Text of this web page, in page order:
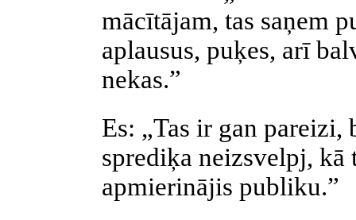
mācītājam, tas saņem
aplausus, puķes, arī
nekas.”
Es: „Tas ir gan
sprediķa neizsvelpj, kā
apmierinājis publiku.”